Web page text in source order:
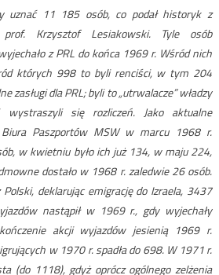
uznać 11 185 osób, co podał historyk z
prof. Krzysztof Lesiakowski. Tyle osób
z PRL do końca 1969 r. Wśród nich
których 998 to byli renciści, w tym 204
zasługi dla PRL; byli to „utrwalacze” władzy
się rozliczeń. Jako aktualne
Biura Paszportów MSW w marcu 1968 r.
w kwietniu było ich już 134, w maju 224,
dostało w 1968 r. zaledwie 26 osób.
deklarując emigrację do Izraela, 3437
nastąpił w 1969 r., gdy wyjechały
akcji wyjazdów jesienią 1969 r.
w 1970 r. spadła do 698. W 1971 r.
(do 1118), gdyż oprócz ogólnego zelżenia